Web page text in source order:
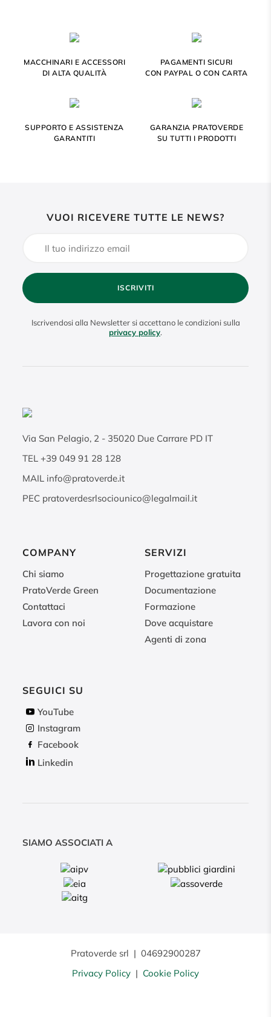
MACCHINARI E ACCESSORI
DI ALTA QUALITÀ
PAGAMENTI SICURI
CON PAYPAL O CON CARTA
SUPPORTO E ASSISTENZA
GARANTITI
GARANZIA PRATOVERDE
SU TUTTI I PRODOTTI
VUOI RICEVERE TUTTE LE NEWS?
ISCRIVITI
Iscrivendosi alla Newsletter si accettano le condizioni sulla
privacy policy.
Via San Pelagio, 2 - 35020 Due Carrare PD IT
TEL+39 049 91 28 128
MAIL info@pratoverde.it
PEC pratoverdesrlsociounico@legalmail.it
COMPANY
Chi siamo
PratoVerde Green
Contattaci
Lavora con noi
SERVIZI
Progettazione gratuita
Documentazione
Formazione
Dove acquistare
Agenti di zona
SEGUICI SU
YouTube
Instagram
Facebook
Linkedin
SIAMO ASSOCIATI A
Pratoverde srl | 04692900287
Privacy Policy | Cookie Policy